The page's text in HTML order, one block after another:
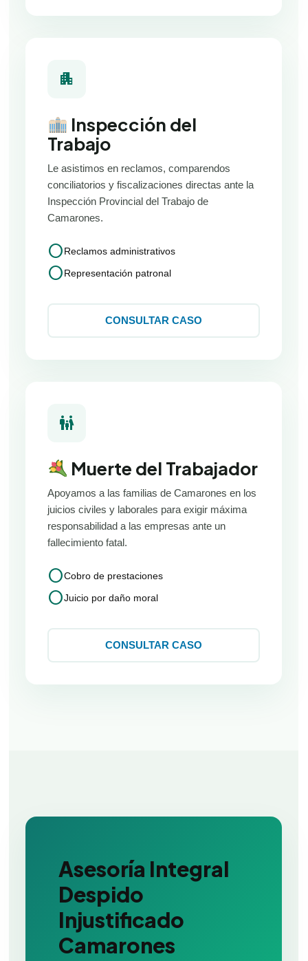
apartment
Inspección del
Trabajo
Le asistimos en reclamos, comparendos
conciliatorios y fiscalizaciones directas ante la
Inspección Provincial del Trabajo de
Camarones.
circleReclamos administrativos
circleRepresentación patronal
CONSULTAR CASO
family_restroom
Muerte del Trabajador
Apoyamos a las familias de Camarones en los
juicios civiles y laborales para exigir máxima
responsabilidad a las empresas ante un
fallecimiento fatal.
circleCobro de prestaciones
circleJuicio por daño moral
CONSULTAR CASO
Asesoría Integral
Despido
Injustificado
Camarones